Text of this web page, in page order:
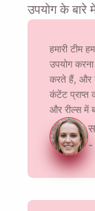
उपयोग के बारे
हमारी टीम
उपयोग
करते हैं, और
कंटेंट प्राप्त
और रील्स में
-